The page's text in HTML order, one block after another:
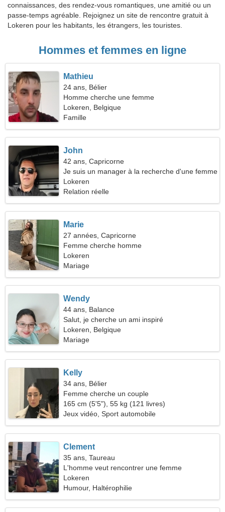
connaissances, des rendez-vous romantiques, une amitié ou un
passe-temps agréable. Rejoignez un site de rencontre gratuit à
Lokeren pour les habitants, les étrangers, les touristes.
Hommes et femmes en ligne
Mathieu
24 ans, Bélier
Homme cherche une femme
Lokeren, Belgique
Famille
John
42 ans, Capricorne
Je suis un manager à la recherche d'une femme
agréable
Lokeren
Relation réelle
Marie
27 années, Capricorne
Femme cherche homme
Lokeren
Mariage
Wendy
44 ans, Balance
Salut, je cherche un ami inspiré
Lokeren, Belgique
Mariage
Kelly
34 ans, Bélier
Femme cherche un couple
165 cm (5'5"), 55 kg (121 livres)
Jeux vidéo, Sport automobile
Clement
35 ans, Taureau
L'homme veut rencontrer une femme
Lokeren
Humour, Haltérophilie